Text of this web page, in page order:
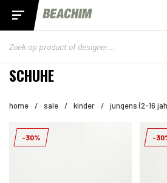
SCHUHE
home / sale / kinder / jungens (2-16
-30% -